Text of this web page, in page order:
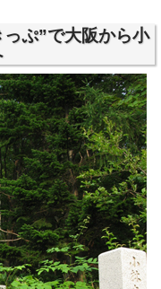
ぷ”で大阪から小